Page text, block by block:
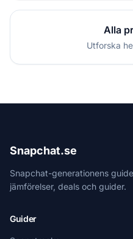
Alla
Utforska
Snapchat.se
Snapchat-generationens
jämförelser, deals och guider.
Guider